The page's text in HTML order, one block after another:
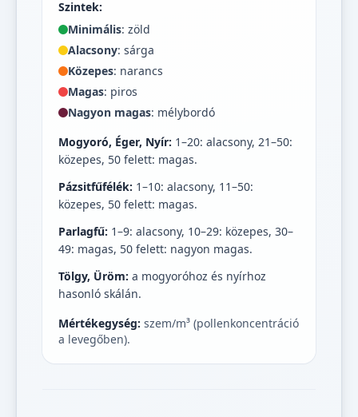
Szintek:
Minimális: zöld
Alacsony: sárga
Közepes: narancs
Magas: piros
Nagyon magas: mélybordó
Mogyoró, Éger, Nyír: 1–20: alacsony, 21–50:
közepes, 50 felett: magas.
Pázsitfűfélék: 1–10: alacsony, 11–50:
közepes, 50 felett: magas.
Parlagfű: 1–9: alacsony, 10–29: közepes, 30–
49: magas, 50 felett: nagyon magas.
Tölgy, Üröm: a mogyoróhoz és nyírhoz
hasonló skálán.
Mértékegység: szem/m³ (pollenkoncentráció
a levegőben).